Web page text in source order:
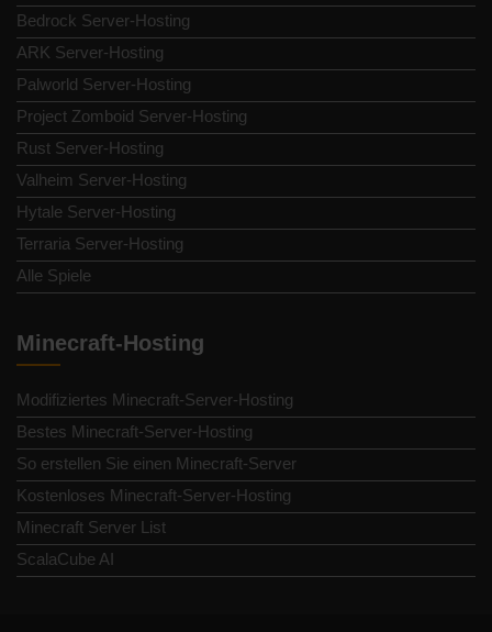
Bedrock Server-Hosting
ARK Server-Hosting
Palworld Server-Hosting
Project Zomboid Server-Hosting
Rust Server-Hosting
Valheim Server-Hosting
Hytale Server-Hosting
Terraria Server-Hosting
Alle Spiele
Minecraft-Hosting
Modifiziertes Minecraft-Server-Hosting
Bestes Minecraft-Server-Hosting
So erstellen Sie einen Minecraft-Server
Kostenloses Minecraft-Server-Hosting
Minecraft Server List
ScalaCube AI